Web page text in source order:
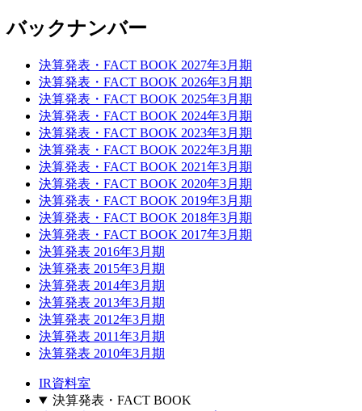
バックナンバー
決算発表・FACT BOOK 2027年3月期
決算発表・FACT BOOK 2026年3月期
決算発表・FACT BOOK 2025年3月期
決算発表・FACT BOOK 2024年3月期
決算発表・FACT BOOK 2023年3月期
決算発表・FACT BOOK 2022年3月期
決算発表・FACT BOOK 2021年3月期
決算発表・FACT BOOK 2020年3月期
決算発表・FACT BOOK 2019年3月期
決算発表・FACT BOOK 2018年3月期
決算発表・FACT BOOK 2017年3月期
決算発表 2016年3月期
決算発表 2015年3月期
決算発表 2014年3月期
決算発表 2013年3月期
決算発表 2012年3月期
決算発表 2011年3月期
決算発表 2010年3月期
IR資料室
決算発表・FACT BOOK